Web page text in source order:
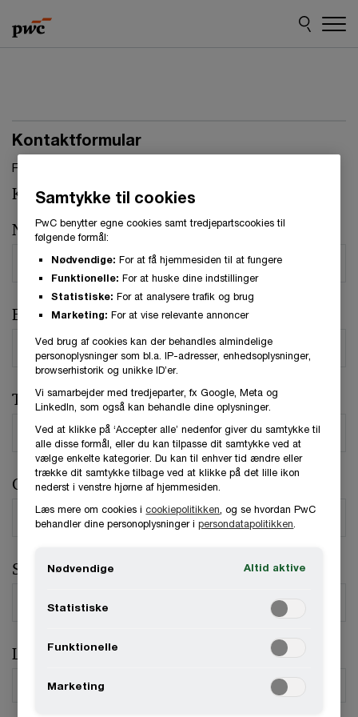
to
content
to
footer
Kontaktformular
Felter, markeret med stjerne, skal udfyldes.(
Kontaktperson:René Brandt Jensen
Navn*
E-mail*
Telefonnummer
Organisation / Virksomhed
Stilling
Land *
Samtykke til cookies
PwC benytter egne cookies samt tredjepartscookies til
følgende formål:
Nødvendige: For at få hjemmesiden til at fungere
Funktionelle: For at huske dine indstillinger
Statistiske: For at analysere trafik og brug
Marketing: For at vise relevante annoncer
Ved brug af cookies kan der behandles almindelige
personoplysninger som bl.a. IP-adresser, enhedsoplysninger,
browserhistorik og unikke ID’er.
Vi samarbejder med tredjeparter, fx Google, Meta og
LinkedIn, som også kan behandle dine oplysninger.
Ved at klikke på ‘Accepter alle’ nedenfor giver du samtykke til
alle disse formål, eller du kan tilpasse dit samtykke ved at
vælge enkelte kategorier. Du kan til enhver tid ændre eller
trække dit samtykke tilbage ved at klikke på det lille ikon
nederst i venstre hjørne af hjemmesiden.
Læs mere om cookies icookiepolitikken , og se hvordan PwC
behandler dine personoplysninger ipersondatapolitikken
Nødvendige Altid aktive
Statistiske
Funktionelle
Marketing